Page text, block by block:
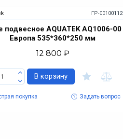
ГР-00100112
подвесное AQUATEK AQ1006-00
Европа 535*360*250 мм
12 800 ₽
В корзину
покупка Задать вопрос